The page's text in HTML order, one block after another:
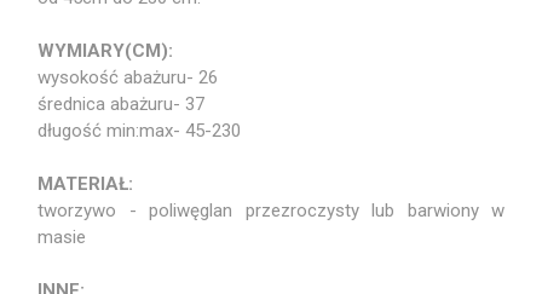
WYMIARY(CM):
wysokość abażuru- 26
średnica abażuru- 37
długość min:max- 45-230
MATERIAŁ:
tworzywo - poliwęglan przezroczysty lub barwiony w
masie